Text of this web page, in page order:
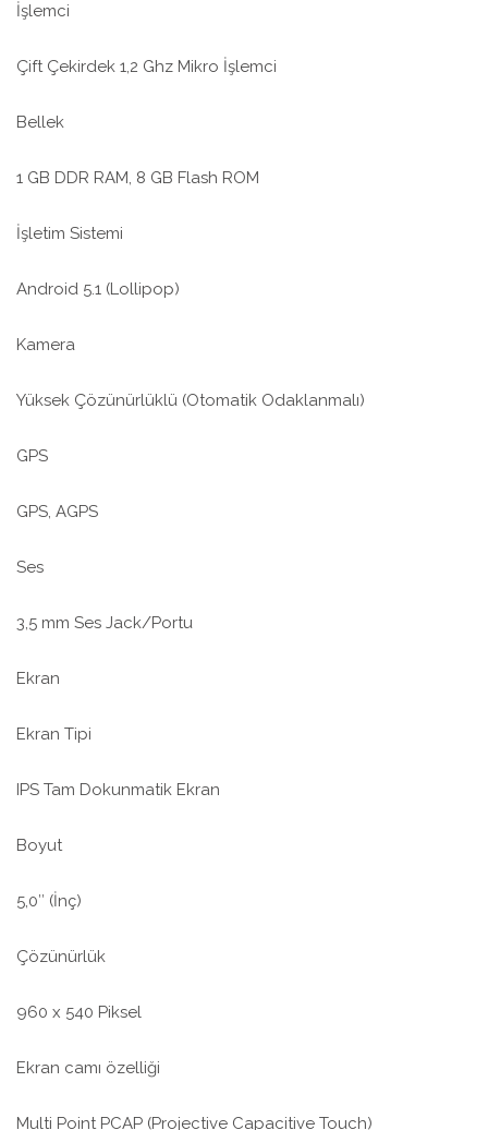
İşlemci
Çift Çekirdek 1,2 Ghz Mikro İşlemci
Bellek
1 GB DDR RAM, 8 GB Flash ROM
İşletim Sistemi
Android 5.1 (Lollipop)
Kamera
Yüksek Çözünürlüklü (Otomatik Odaklanmalı)
GPS
GPS, AGPS
Ses
3,5 mm Ses Jack/Portu
Ekran
Ekran Tipi
IPS Tam Dokunmatik Ekran
Boyut
5,0″ (İnç)
Çözünürlük
960 x 540 Piksel
Ekran camı özelliği
Multi Point PCAP (Projective Capacitive Touch)